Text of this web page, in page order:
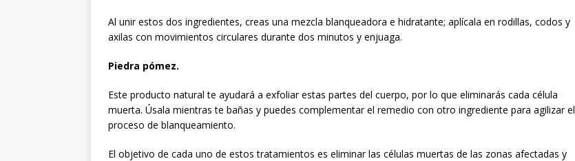
Al unir estos dos ingredientes, creas una mezcla blanqueadora e hidratante; aplícala en rodillas, codos y
axilas con movimientos circulares durante dos minutos y enjuaga.
Piedra pómez.
Este producto natural te ayudará a exfoliar estas partes del cuerpo, por lo que eliminarás cada célula
muerta. Úsala mientras te bañas y puedes complementar el remedio con otro ingrediente para agilizar el
proceso de blanqueamiento.
El objetivo de cada uno de estos tratamientos es eliminar las células muertas de las zonas afectadas y